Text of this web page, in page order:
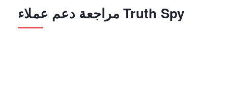
مراجعة دعم عملاء Truth Spy